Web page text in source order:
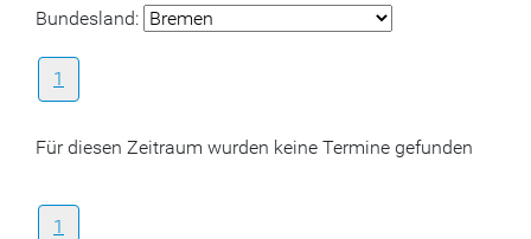
Bundesland:
1
Für diesen Zeitraum wurden keine Termine gefunden
1